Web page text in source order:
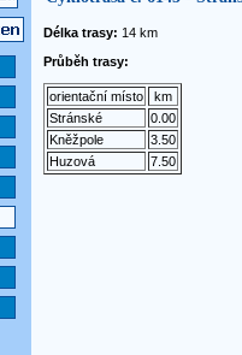
Délka trasy: 14 km
Průběh trasy:
orientační místo
km
Stránské
0.00
Kněžpole
3.50
Huzová
7.50